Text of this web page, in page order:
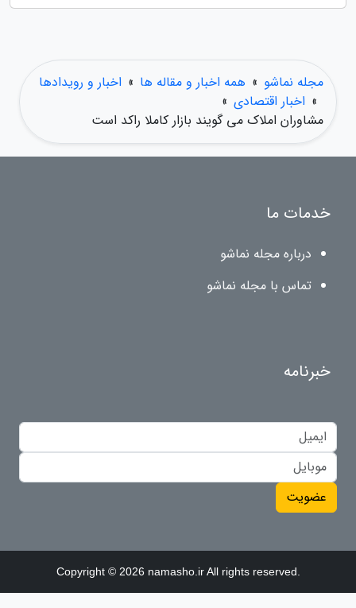
مجله نماشو » همه اخبار و مقاله ها » اخبار و رویدادها
» اخبار اقتصادی »
مشاوران املاک می گویند بازار کاملا راکد است
خدمات ما
درباره مجله نماشو
تماس با مجله نماشو
خبرنامه
عضویت
Copyright © 2026 namasho.ir All rights reserved.